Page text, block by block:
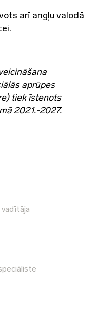
arī angļu valodā
aprūpes
tiek īstenots
2021.-2027.